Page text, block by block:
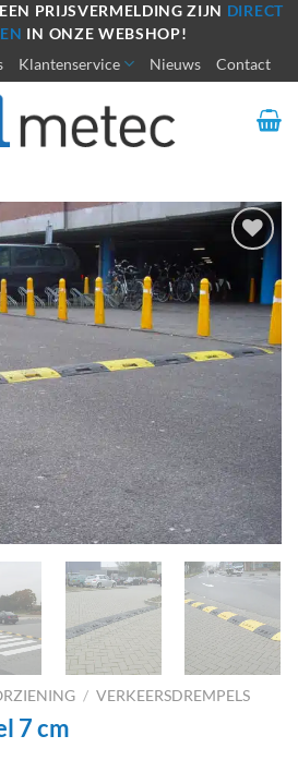
PRIJSVERMELDING ZIJN DIRECT
IN ONZE WEBSHOP!
Klantenservice Nieuws Contact
/ VERKEERSDREMPELS
7 cm